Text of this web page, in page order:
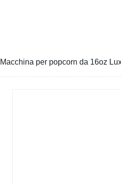
Macchina per popcorn da 16oz